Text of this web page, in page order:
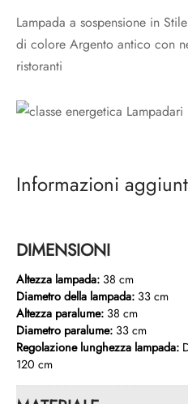
Lampada a sospensione in
di colore Argento antico con
ristoranti
Informazioni
DIMENSIONI
Altezza lampada: 38 cm
Diametro della lampada: 33 cm
Altezza paralume: 38 cm
Diametro paralume: 33 cm
Regolazione lunghezza lampada:
120 cm